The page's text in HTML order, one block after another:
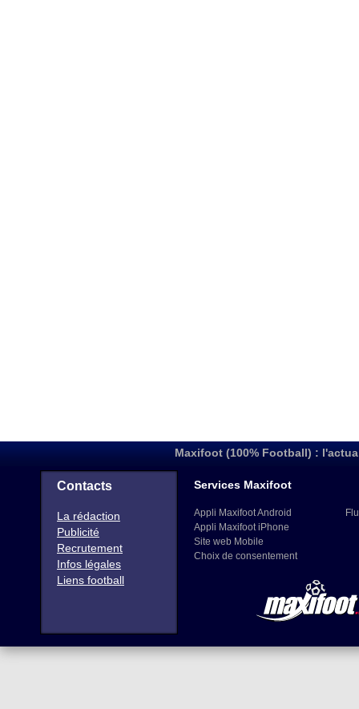
Maxifoot (100% Football) :
Contacts
La rédaction
Publicité
Recrutement
Infos légales
Liens football
Services Maxifoot
Appli Maxifoot Android
Appli Maxifoot iPhone
Site web Mobile
Choix de consentement